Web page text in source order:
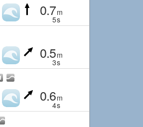
0.7m
5s
0.5m
3s
0.6m
4s